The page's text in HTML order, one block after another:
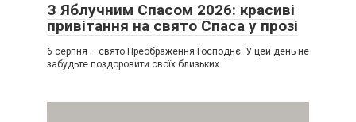
З Яблучним Спасом 2026: красиві
привітання на свято Спаса у прозі
6 серпня – свято Преображення Господнє. У цей день не
забудьте поздоровити своїх близьких